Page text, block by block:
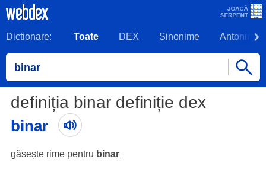
Dictionare: Toate DEX Sinonime Antonime
definiția binar definiție dex
binar
găsește rime pentru binar